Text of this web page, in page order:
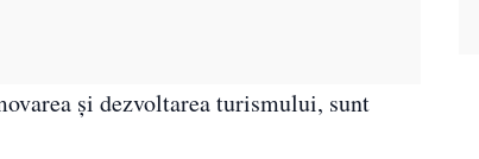
şi dezvoltarea turismului, sunt